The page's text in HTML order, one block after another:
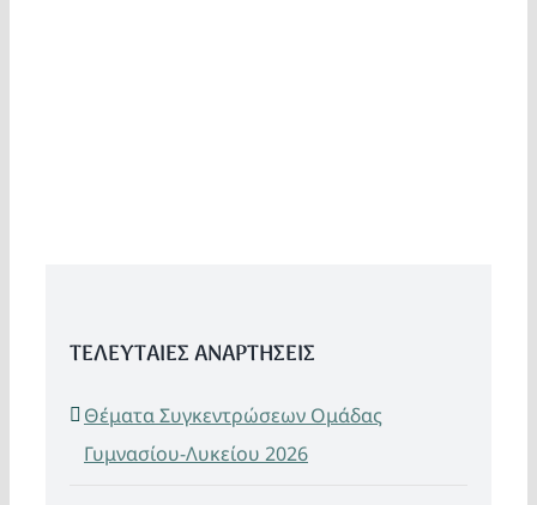
ΤΕΛΕΥΤΑΙΕΣ ΑΝΑΡΤΗΣΕΙΣ
Θέματα Συγκεντρώσεων Ομάδας
Γυμνασίου-Λυκείου 2026